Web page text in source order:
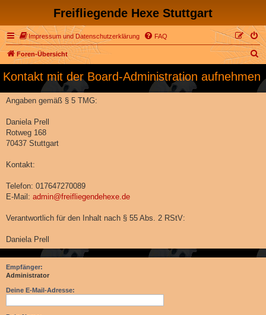
Freifliegende Hexe Stuttgart
Impressum und Datenschutzerklärung FAQ
Foren-Übersicht
S
c
Kontakt mit der Board-Administration aufnehmen
Angaben gemäß § 5 TMG:
Daniela Prell
Rotweg 168
70437 Stuttgart
Kontakt:
Telefon: 017647270089
E-Mail: admin@freifliegendehexe.de
Verantwortlich für den Inhalt nach § 55 Abs. 2 RStV:
Daniela Prell
Empfänger:
Administrator
Deine E-Mail-Adresse: